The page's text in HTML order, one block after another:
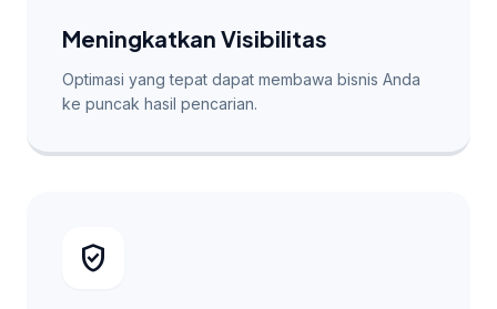
Meningkatkan Visibilitas
Optimasi yang tepat dapat membawa bisnis Anda
ke puncak hasil pencarian.
verified_user